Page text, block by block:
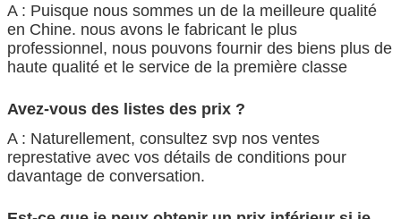
A : Puisque nous sommes un de la meilleure qualité
en Chine. nous avons le fabricant le plus
professionnel, nous pouvons fournir des biens plus de
haute qualité et le service de la première classe
Avez-vous des listes des prix ?
A : Naturellement, consultez svp nos ventes
represtative avec vos détails de conditions pour
davantage de conversation.